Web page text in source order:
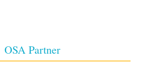
OSA Partner